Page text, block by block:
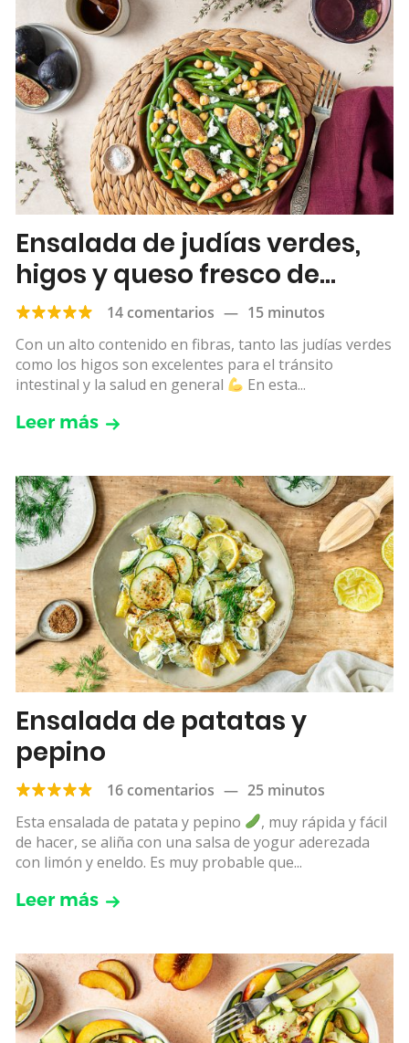
Ensalada de judías verdes,
higos y queso fresco de
cabra
14 comentarios — 15 minutos
Con un alto contenido en fibras, tanto las judías verdes
como los higos son excelentes para el tránsito
intestinal y la salud en general
En esta...
Leer más
Ensalada de patatas y
pepino
16 comentarios — 25 minutos
Esta ensalada de patata y pepino
, muy rápida y fácil
de hacer, se aliña con una salsa de yogur aderezada
con limón y eneldo. Es muy probable que...
Leer más